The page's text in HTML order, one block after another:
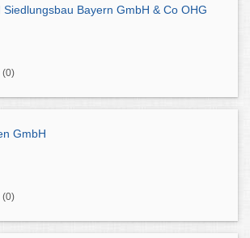
Bayern GmbH & Co OHG
(0)
GmbH
(0)